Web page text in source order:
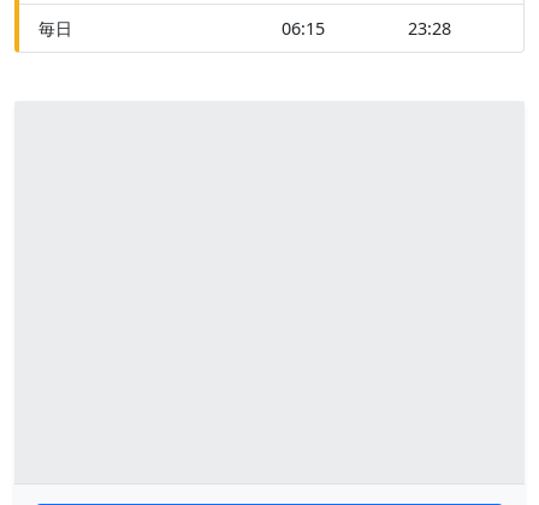
毎日 06:15 23:28